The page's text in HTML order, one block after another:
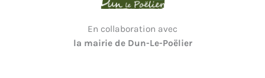
En collaboration avec
la mairie de Dun-Le-Poëlier